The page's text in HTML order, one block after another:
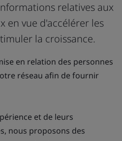
relatives aux
en vue d'accélérer les
la croissance.
en relation des personnes
réseau afin de fournir
et de leurs
nous proposons des